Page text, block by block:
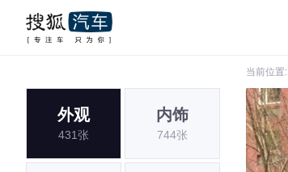
当前位置:
外观
431张
内饰
744张